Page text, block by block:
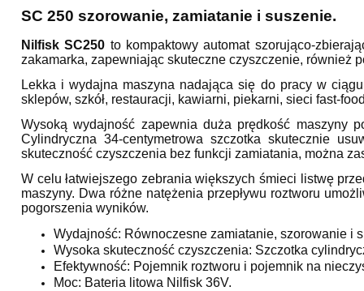
SC 250 szorowanie, zamiatanie i suszenie.
Nilfisk SC250 to kompaktowy automat szorująco-
zakamarka, zapewniając skuteczne czyszczenie, również
Lekka i wydajna maszyna nadająca się do pracy w
sklepów, szkół, restauracji, kawiarni, piekarni, sieci fast-
Wysoką wydajność zapewnia duża prędkość maszyny
Cylindryczna 34-centymetrowa szczotka skutecznie
skuteczność czyszczenia bez funkcji zamiatania, można
W celu łatwiejszego zebrania większych śmieci listwę
maszyny. Dwa różne natężenia przepływu roztworu
pogorszenia wyników.
Wydajność: Równoczesne zamiatanie, szorowanie i
Wysoka skuteczność czyszczenia: Szczotka
Efektywność: Pojemnik roztworu i pojemnik na
Moc: Bateria litowa Nilfisk 36V.